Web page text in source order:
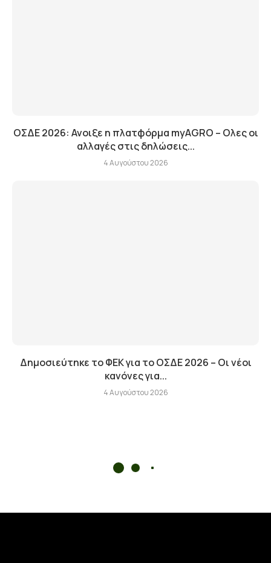
ΟΣΔΕ 2026: Ανοιξε η πλατφόρμα myAGRO – Ολες οι
αλλαγές στις δηλώσεις...
4 Αυγούστου 2026
Δημοσιεύτηκε το ΦΕΚ για το ΟΣΔΕ 2026 – Οι νέοι
κανόνες για...
4 Αυγούστου 2026